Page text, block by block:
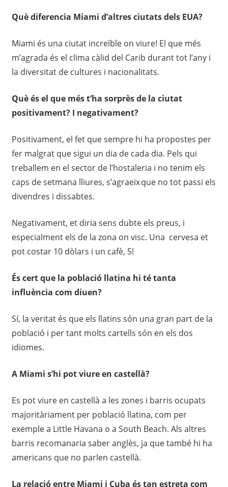
Què diferencia Miami d’altres ciutats dels EUA?
Miami és una ciutat increïble on viure! El que més
m’agrada és el clima càlid del Carib durant tot l’any i
la diversitat de cultures i nacionalitats.
Què és el que més t’ha sorprès de la ciutat
positivament? I negativament?
Positivament, el fet que sempre hi ha propostes per
fer malgrat que sigui un dia de cada dia. Pels qui
treballem en el sector de l’hostaleria i no tenim els
caps de setmana lliures, s’agraeix que no tot passi els
divendres i dissabtes.
Negativament, et diria sens dubte els preus, i
especialment els de la zona on visc. Una cervesa et
pot costar 10 dòlars i un cafè, 5!
És cert que la població llatina hi té tanta
influència com diuen?
Sí, la veritat és que els llatins són una gran part de la
població i per tant molts cartells són en els dos
idiomes.
A Miami s’hi pot viure en castellà?
Es pot viure en castellà a les zones i barris ocupats
majoritàriament per població llatina, com per
exemple a Little Havana o a South Beach. Als altres
barris recomanaria saber anglès, ja que també hi ha
americans que no parlen castellà.
La relació entre Miami i Cuba és tan estreta com